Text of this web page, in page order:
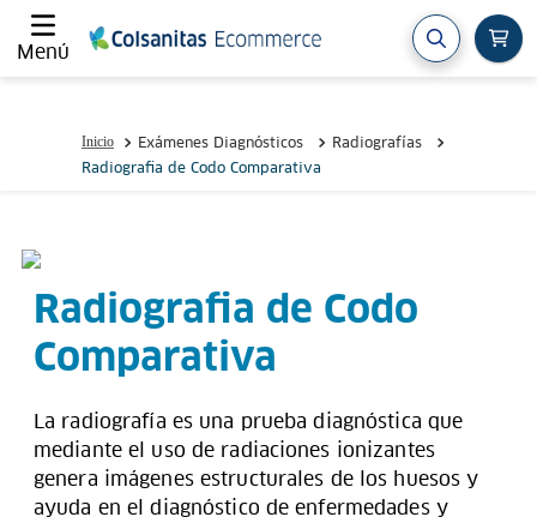
Menú
Exámenes Diagnósticos
Radiografías
Radiografia de Codo Comparativa
Radiografia de Codo
Comparativa
La radiografía es una prueba diagnóstica que
mediante el uso de radiaciones ionizantes
genera imágenes estructurales de los huesos y
ayuda en el diagnóstico de enfermedades y